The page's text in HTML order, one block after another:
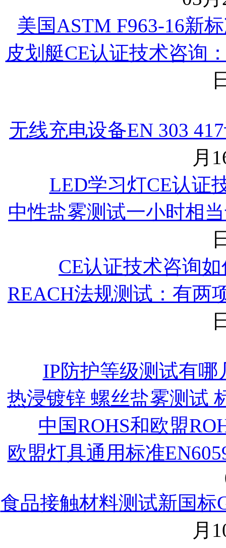
美国ASTM F963-16新
皮划艇CE认证技术咨询
无线充电设备EN 303
月
LED学习灯CE认证
中性盐雾测试一小时相
CE认证技术咨询
REACH法规测试：有两
IP防护等级测试有哪
热浸镀锌 螺丝盐雾测试
中国ROHS和欧盟
欧盟灯具通用标准
食品接触材料测试新国标
月